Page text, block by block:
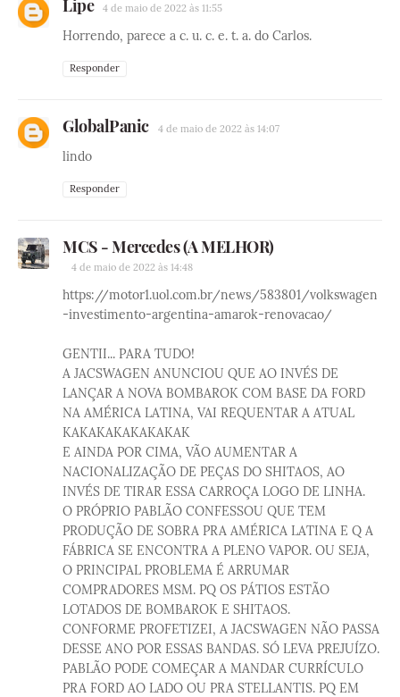
Lipe 4 de maio de 2022 às 11:55
Horrendo, parece a c. u. c. e. t. a. do Carlos.
Responder
GlobalPanic 4 de maio de 2022 às 14:07
lindo
Responder
MCS - Mercedes (A MELHOR)
4 de maio de 2022 às 14:48
https://motor1.uol.com.br/news/583801/volkswagen
-investimento-argentina-amarok-renovacao/
GENTII... PARA TUDO!
A JACSWAGEN ANUNCIOU QUE AO INVÉS DE
LANÇAR A NOVA BOMBAROK COM BASE DA FORD
NA AMÉRICA LATINA, VAI REQUENTAR A ATUAL
KAKAKAKAKAKAKAK
E AINDA POR CIMA, VÃO AUMENTAR A
NACIONALIZAÇÃO DE PEÇAS DO SHITAOS, AO
INVÉS DE TIRAR ESSA CARROÇA LOGO DE LINHA.
O PRÓPRIO PABLÃO CONFESSOU QUE TEM
PRODUÇÃO DE SOBRA PRA AMÉRICA LATINA E Q A
FÁBRICA SE ENCONTRA A PLENO VAPOR. OU SEJA,
O PRINCIPAL PROBLEMA É ARRUMAR
COMPRADORES MSM. PQ OS PÁTIOS ESTÃO
LOTADOS DE BOMBAROK E SHITAOS.
CONFORME PROFETIZEI, A JACSWAGEN NÃO PASSA
DESSE ANO POR ESSAS BANDAS. SÓ LEVA PREJUÍZO.
PABLÃO PODE COMEÇAR A MANDAR CURRÍCULO
PRA FORD AO LADO OU PRA STELLANTIS. PQ EM